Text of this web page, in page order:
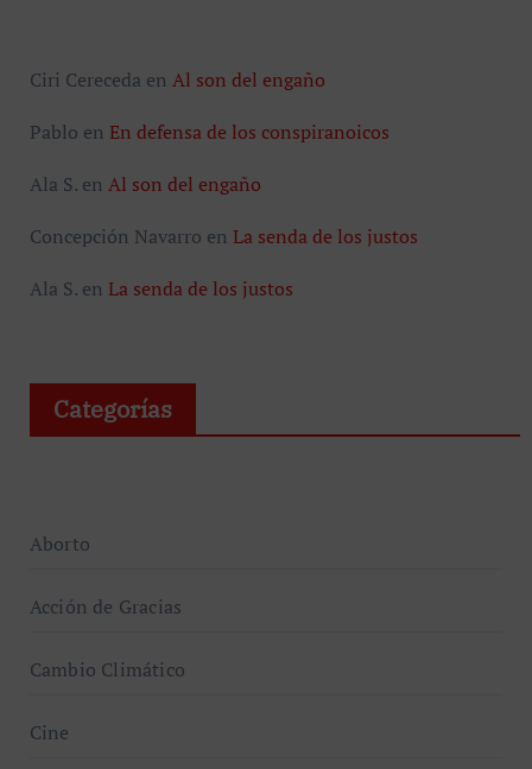
Ciri Cereceda en Al son del engaño
Pablo en En defensa de los conspiranoicos
Ala S.en Al son del engaño
Concepción Navarro en La senda de los justos
Ala S.en La senda de los justos
Categorías
Aborto
Acción de Gracias
Cambio Climático
Cine